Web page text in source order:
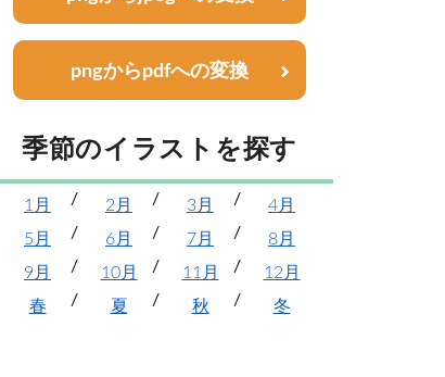
pngからpdfへの変換
季節のイラストを探す
1月 2月 3月
4月
5月
6月 7月
8月
9月
10月 11月
12月
春
夏 秋 冬